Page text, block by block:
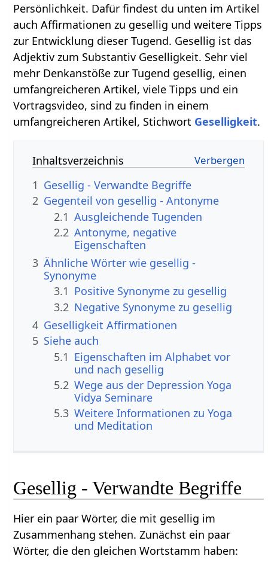
Persönlichkeit. Dafür findest du unten im Artikel
auch Affirmationen zu gesellig und weitere Tipps
zur Entwicklung dieser Tugend. Gesellig ist das
Adjektiv zum Substantiv Geselligkeit. Sehr viel
mehr Denkanstöße zur Tugend gesellig, einen
umfangreicheren Artikel, viele Tipps und ein
Vortragsvideo, sind zu finden in einem
umfangreicheren Artikel, Stichwort Geselligkeit.
Inhaltsverzeichnis
1 Gesellig - Verwandte Begriffe
2 Gegenteil von gesellig - Antonyme
2.1 Ausgleichende Tugenden
2.2 Antonyme, negative
Eigenschaften
3 Ähnliche Wörter wie gesellig -
Synonyme
3.1 Positive Synonyme zu gesellig
3.2 Negative Synonyme zu gesellig
4 Geselligkeit Affirmationen
5 Siehe auch
5.1 Eigenschaften im Alphabet vor
und nach gesellig
5.2 Wege aus der Depression Yoga
Vidya Seminare
5.3 Weitere Informationen zu Yoga
und Meditation
Gesellig - Verwandte Begriffe
Hier ein paar Wörter, die mit gesellig im
Zusammenhang stehen. Zunächst ein paar
Wörter, die den gleichen Wortstamm haben: